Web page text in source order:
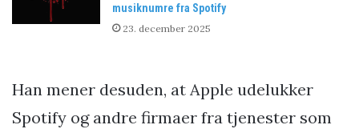
musiknumre fra Spotify
23. december 2025
Han mener desuden, at Apple udelukker
Spotify og andre firmaer fra tjenester som